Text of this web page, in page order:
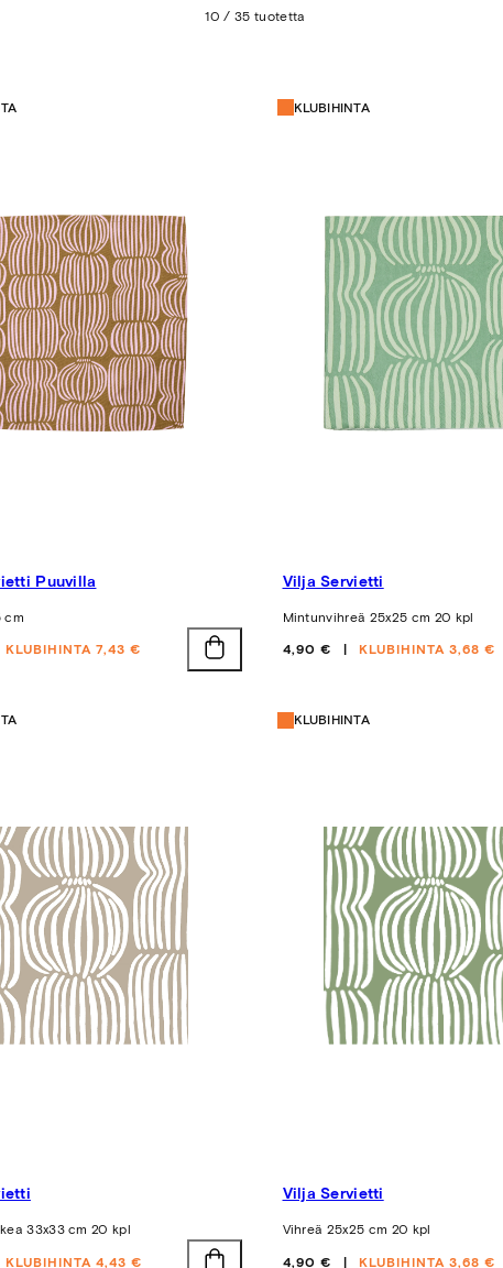
10 / 35 tuotetta
Puuvilla
cm
KLUBIHINTA 7,43 €
KLUBIHINTA
Vilja Servietti
Mintunvihreä 25x25 cm 20 kpl
Hinta
4,90 € KLUBIHINTA 3,68 €
33x33 cm 20 kpl
KLUBIHINTA 4,43 €
KLUBIHINTA
Vilja Servietti
Vihreä 25x25 cm 20 kpl
Hinta
4,90 € KLUBIHINTA 3,68 €